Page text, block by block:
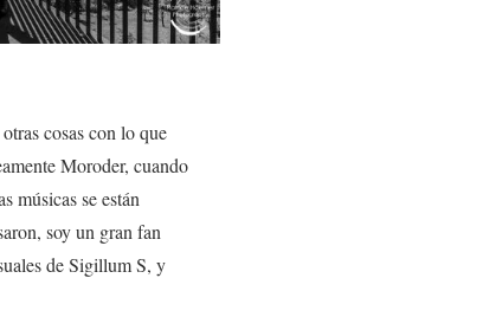
cosas con lo que
Moroder, cuando
músicas se están
soy un gran fan
de Sigillum S, y